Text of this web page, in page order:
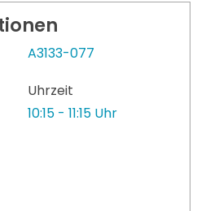
A3133-077
Uhrzeit
10:15 - 11:15 Uhr